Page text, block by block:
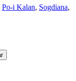
Po-i Kalan, Sogdiana,